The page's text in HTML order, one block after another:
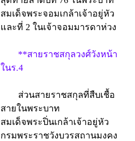
สมเด็จพระจอมเกล้าเจ้าอยู่หัว
และที่ 2 ในเจ้าจอมมารดาห่วง
**สายราชสกุลวงศ์วังหน้า
ในร.4
ส่วนสายราชสกุลที่สืบเชื้อ
สายในพระบาท
สมเด็จพระปิ่นเกล้าเจ้าอยู่หัว
กรมพระราชวังบวรสถานมงคง